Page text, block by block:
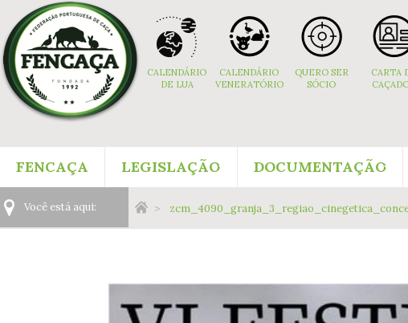
Navigation
Content
Footer
aux
Navigation
Menu:
CALENDÁRIO
DE LUA
CALENDÁRIO
VENERATÓRIO
QUERO SER
SÓCIO
CARTA
Main
Navigation
FENCAÇA LEGISLAÇÃO DOCUMENTAÇÃO
Você
Você está aqui: